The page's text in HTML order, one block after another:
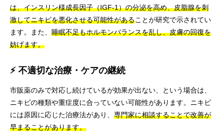
は、インスリン様成長因子（IGF-1）の分泌を高め、皮脂腺を刺
激してニキビを悪化させる可能性があることが研究で示されてい
ます。また、 睡眠不足もホルモンバランスを乱し、皮膚の回復を
妨げます。
⚡ 不適切な治療・ケアの継続
市販薬のみで対応し続けているが効果が出ない、という場合は、
ニキビの種類や重症度に合っていない可能性があります。ニキビ
には原因に応じた治療法があり、 専門家に相談することで改善が
早まることがあります。